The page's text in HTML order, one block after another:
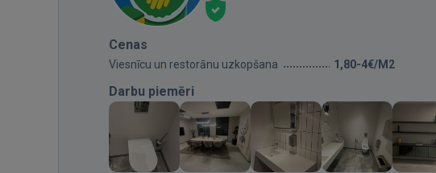
Cenas
Viesnīcu un restorānu uzkopšana 1,80-4€/M2
Darbu piemēri